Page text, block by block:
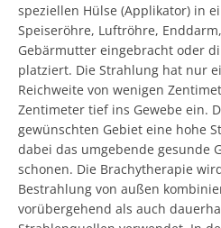
speziellen Hülse (Applikator) in
Speiseröhre, Luftröhre,
Gebärmutter eingebracht oder
platziert. Die Strahlung hat nur
Reichweite von wenigen
Zentimeter tief ins Gewebe ein.
gewünschten Gebiet eine hohe
dabei das umgebende gesunde
schonen. Die Brachytherapie
Bestrahlung von außen
vorübergehend als auch